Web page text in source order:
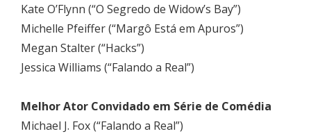
Kate O’Flynn (“O Segredo de Widow’s Bay”)
Michelle Pfeiffer (“Margô Está em Apuros”)
Megan Stalter (“Hacks”)
Jessica Williams (“Falando a Real”)
Melhor Ator Convidado em Série de Comédia
Michael J. Fox (“Falando a Real”)